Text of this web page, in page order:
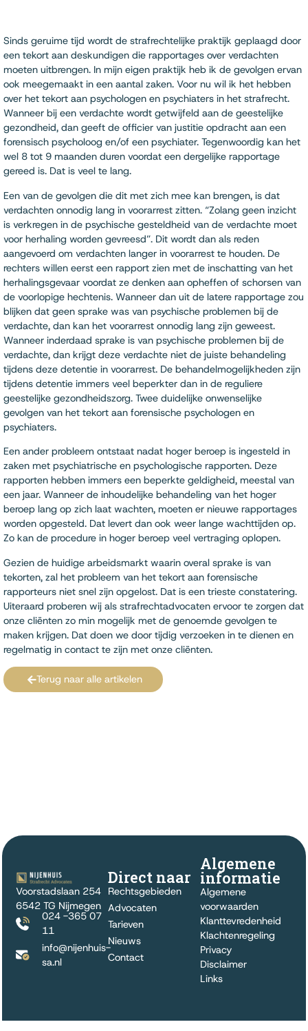
Sinds geruime tijd wordt de strafrechtelijke praktijk geplaagd door
een tekort aan deskundigen die rapportages over verdachten
moeten uitbrengen. In mijn eigen praktijk heb ik de gevolgen ervan
ook meegemaakt in een aantal zaken. Voor nu wil ik het hebben
over het tekort aan psychologen en psychiaters in het strafrecht.
Wanneer bij een verdachte wordt getwijfeld aan de geestelijke
gezondheid, dan geeft de officier van justitie opdracht aan een
forensisch psycholoog en/of een psychiater. Tegenwoordig kan het
wel 8 tot 9 maanden duren voordat een dergelijke rapportage
gereed is. Dat is veel te lang.
Een van de gevolgen die dit met zich mee kan brengen, is dat
verdachten onnodig lang in voorarrest zitten. “Zolang geen inzicht
is verkregen in de psychische gesteldheid van de verdachte moet
voor herhaling worden gevreesd”. Dit wordt dan als reden
aangevoerd om verdachten langer in voorarrest te houden. De
rechters willen eerst een rapport zien met de inschatting van het
herhalingsgevaar voordat ze denken aan opheffen of schorsen van
de voorlopige hechtenis. Wanneer dan uit de latere rapportage zou
blijken dat geen sprake was van psychische problemen bij de
verdachte, dan kan het voorarrest onnodig lang zijn geweest.
Wanneer inderdaad sprake is van psychische problemen bij de
verdachte, dan krijgt deze verdachte niet de juiste behandeling
tijdens deze detentie in voorarrest. De behandelmogelijkheden zijn
tijdens detentie immers veel beperkter dan in de reguliere
geestelijke gezondheidszorg. Twee duidelijke onwenselijke
gevolgen van het tekort aan forensische psychologen en
psychiaters.
Een ander probleem ontstaat nadat hoger beroep is ingesteld in
zaken met psychiatrische en psychologische rapporten. Deze
rapporten hebben immers een beperkte geldigheid, meestal van
een jaar. Wanneer de inhoudelijke behandeling van het hoger
beroep lang op zich laat wachten, moeten er nieuwe rapportages
worden opgesteld. Dat levert dan ook weer lange wachttijden op.
Zo kan de procedure in hoger beroep veel vertraging oplopen.
Gezien de huidige arbeidsmarkt waarin overal sprake is van
tekorten, zal het probleem van het tekort aan forensische
rapporteurs niet snel zijn opgelost. Dat is een trieste constatering.
Uiteraard proberen wij als strafrechtadvocaten ervoor te zorgen dat
onze cliënten zo min mogelijk met de genoemde gevolgen te
maken krijgen. Dat doen we door tijdig verzoeken in te dienen en
regelmatig in contact te zijn met onze cliënten.
Terug naar alle artikelen
Voorstadslaan 254
6542 TG Nijmegen
024 -365 07
11
info@nijenhuis-
sa.nl
Direct naar
Rechtsgebieden
Advocaten
Tarieven
Nieuws
Contact
Algemene
informatie
Algemene
voorwaarden
Klanttevredenheid
Klachtenregeling
Privacy
Disclaimer
Links